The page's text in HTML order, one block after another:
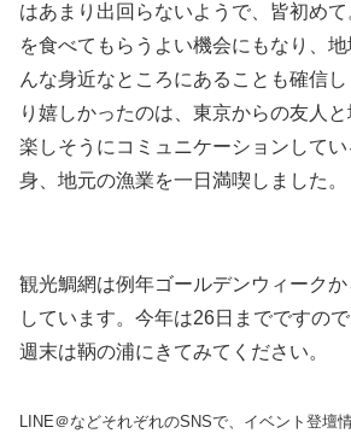
はあまり出回らないようで、皆初め
を食べてもらうよい機会にもなり、
んな身近なところにあることも確信
り嬉しかったのは、東京からの友人
楽しそうにコミュニケーションして
身、地元の漁業を一日満喫しました。
観光鯛網は例年ゴールデンウィーク
しています。今年は26日までですの
週末は鞆の浦にきてみてください。
LINE＠などそれぞれのSNSで、イベント登壇